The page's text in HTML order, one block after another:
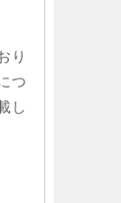
り
つ
し